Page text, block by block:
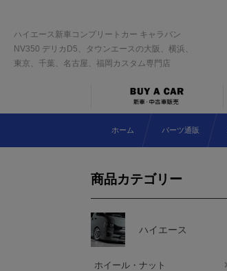
ハイエース新車コンプリートカー キャラバン
NV350 デリカD5、タウンエースの大阪、横浜、
東京、千葉、名古屋、福岡カスタム専門店
ホーム パーツ通販
商品カテゴリー
ハイエース
ホイール・ナット